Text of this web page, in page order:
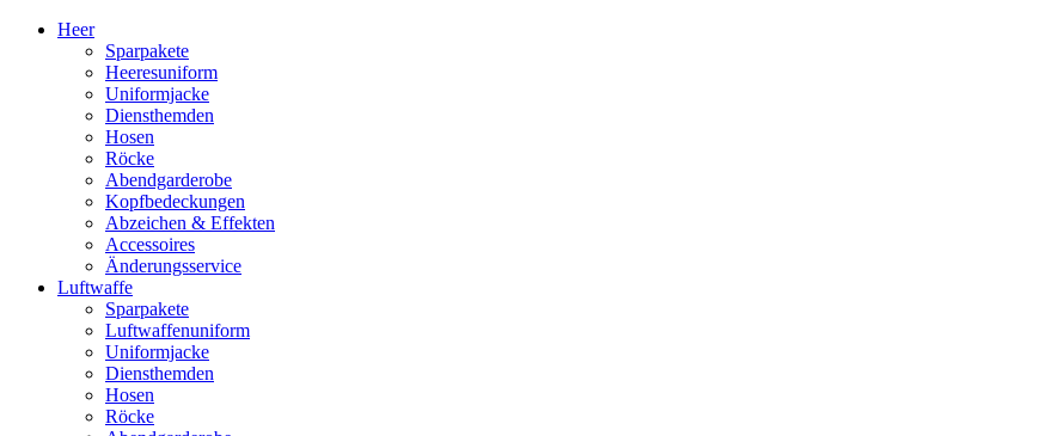
Heer
Sparpakete
Heeresuniform
Uniformjacke
Diensthemden
Hosen
Röcke
Abendgarderobe
Kopfbedeckungen
Abzeichen & Effekten
Accessoires
Änderungsservice
Luftwaffe
Sparpakete
Luftwaffenuniform
Uniformjacke
Diensthemden
Hosen
Röcke